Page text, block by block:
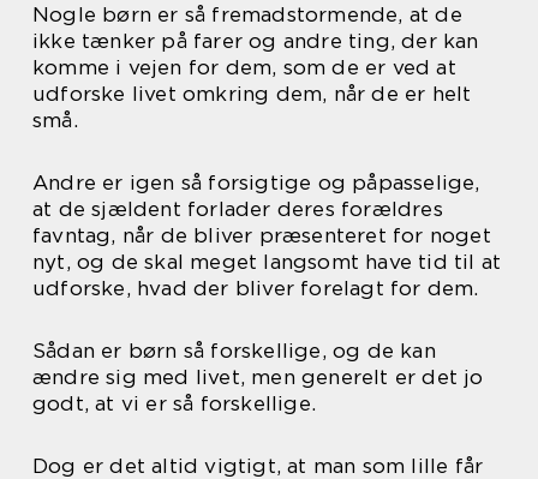
Nogle børn er så fremadstormende, at de
ikke tænker på farer og andre ting, der kan
komme i vejen for dem, som de er ved at
udforske livet omkring dem, når de er helt
små.
Andre er igen så forsigtige og påpasselige,
at de sjældent forlader deres forældres
favntag, når de bliver præsenteret for noget
nyt, og de skal meget langsomt have tid til at
udforske, hvad der bliver forelagt for dem.
Sådan er børn så forskellige, og de kan
ændre sig med livet, men generelt er det jo
godt, at vi er så forskellige.
Dog er det altid vigtigt, at man som lille får